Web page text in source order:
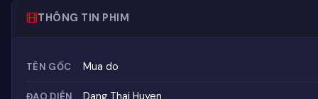
THÔNG TIN PHIM
TÊN GỐC Mua do
ĐẠO DIỄN Dang Thai Huyen